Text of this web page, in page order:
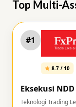
Top Multi-
#1
8.7 / 10
Eksekusi
Teknologi Trading